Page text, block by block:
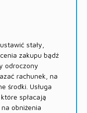
24/7.
stały,
zakupu bądź
odroczony
rachunek, na
środki. Usługa
spłacają
obniżenia